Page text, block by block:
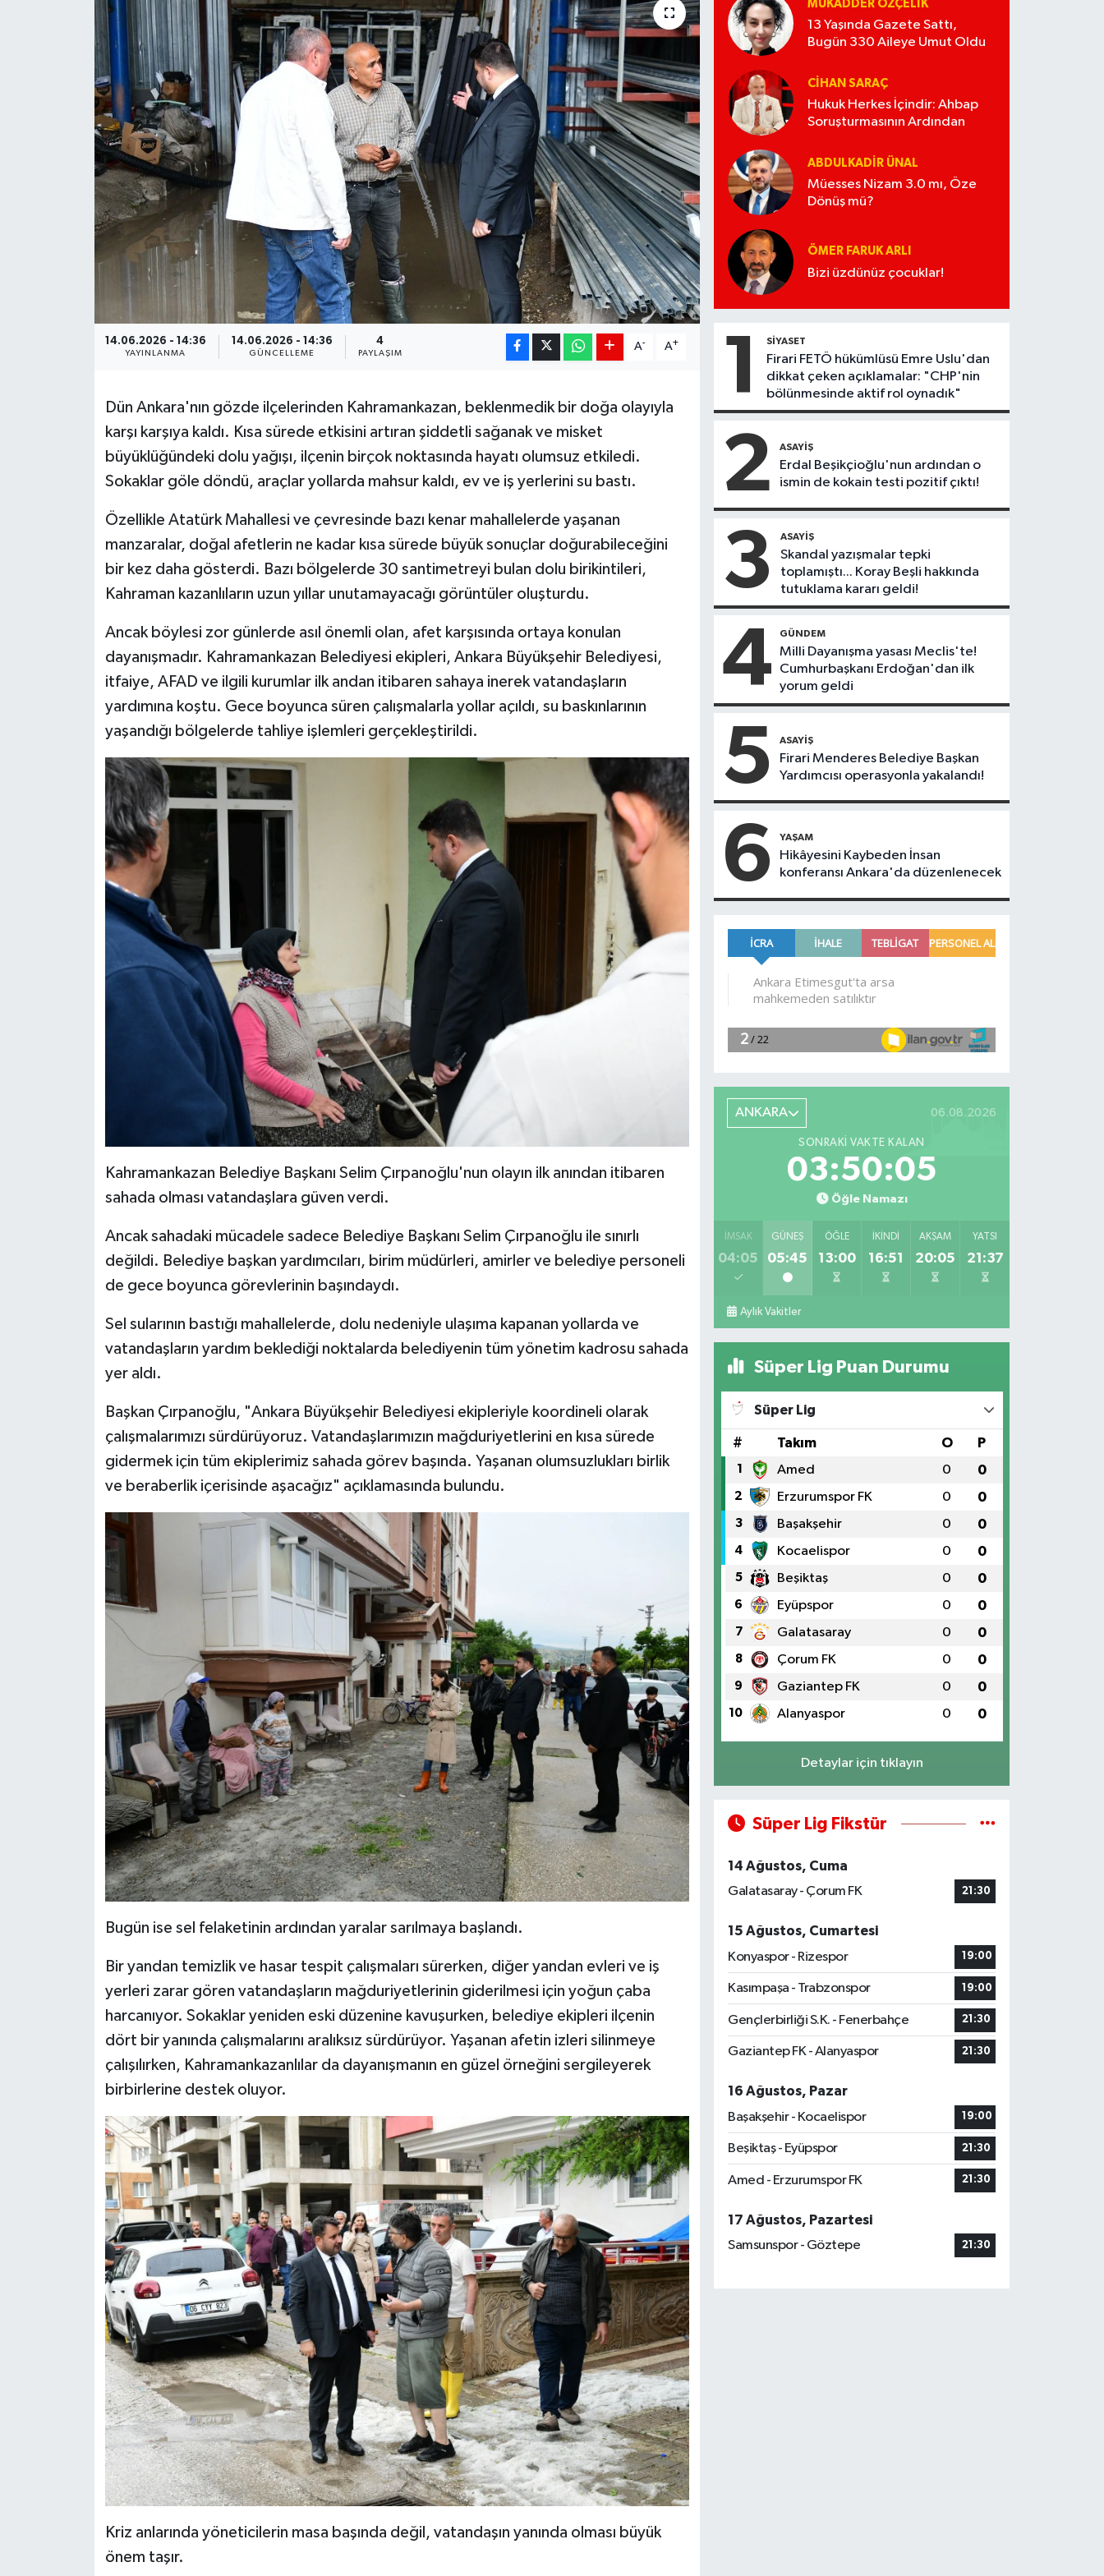
14.06.2026 - 14:36
YAYINLANMA
14.06.2026 - 14:36
GÜNCELLEME
4
PAYLAŞIM
A- A+
Dün Ankara'nın gözde ilçelerinden Kahramankazan, beklenmedik bir doğa olayıyla
karşı karşıya kaldı. Kısa sürede etkisini artıran şiddetli sağanak ve misket
büyüklüğündeki dolu yağışı, ilçenin birçok noktasında hayatı olumsuz etkiledi.
Sokaklar göle döndü, araçlar yollarda mahsur kaldı, ev ve iş yerlerini su bastı.
Özellikle Atatürk Mahallesi ve çevresinde bazı kenar mahallelerde yaşanan
manzaralar, doğal afetlerin ne kadar kısa sürede büyük sonuçlar doğurabileceğini
bir kez daha gösterdi. Bazı bölgelerde 30 santimetreyi bulan dolu birikintileri,
Kahraman kazanlıların uzun yıllar unutamayacağı görüntüler oluşturdu.
Ancak böylesi zor günlerde asıl önemli olan, afet karşısında ortaya konulan
dayanışmadır. Kahramankazan Belediyesi ekipleri, Ankara Büyükşehir Belediyesi,
itfaiye, AFAD ve ilgili kurumlar ilk andan itibaren sahaya inerek vatandaşların
yardımına koştu. Gece boyunca süren çalışmalarla yollar açıldı, su baskınlarının
yaşandığı bölgelerde tahliye işlemleri gerçekleştirildi.
Kahramankazan Belediye Başkanı Selim Çırpanoğlu'nun olayın ilk anından itibaren
sahada olması vatandaşlara güven verdi.
Ancak sahadaki mücadele sadece Belediye Başkanı Selim Çırpanoğlu ile sınırlı
değildi. Belediye başkan yardımcıları, birim müdürleri, amirler ve belediye personeli
de gece boyunca görevlerinin başındaydı.
Sel sularının bastığı mahallelerde, dolu nedeniyle ulaşıma kapanan yollarda ve
vatandaşların yardım beklediği noktalarda belediyenin tüm yönetim kadrosu sahada
yer aldı.
Başkan Çırpanoğlu, "Ankara Büyükşehir Belediyesi ekipleriyle koordineli olarak
çalışmalarımızı sürdürüyoruz. Vatandaşlarımızın mağduriyetlerini en kısa sürede
gidermek için tüm ekiplerimiz sahada görev başında. Yaşanan olumsuzlukları birlik
ve beraberlik içerisinde aşacağız" açıklamasında bulundu.
Bugün ise sel felaketinin ardından yaralar sarılmaya başlandı.
Bir yandan temizlik ve hasar tespit çalışmaları sürerken, diğer yandan evleri ve iş
yerleri zarar gören vatandaşların mağduriyetlerinin giderilmesi için yoğun çaba
harcanıyor. Sokaklar yeniden eski düzenine kavuşurken, belediye ekipleri ilçenin
dört bir yanında çalışmalarını aralıksız sürdürüyor. Yaşanan afetin izleri silinmeye
çalışılırken, Kahramankazanlılar da dayanışmanın en güzel örneğini sergileyerek
birbirlerine destek oluyor.
Kriz anlarında yöneticilerin masa başında değil, vatandaşın yanında olması büyük
önem taşır.
MUKADDER ÖZÇELIK
13 Yaşında Gazete Sattı,
Bugün 330 Aileye Umut Oldu
CIHAN SARAÇ
Hukuk Herkes İçindir: Ahbap
Soruşturmasının Ardından
ABDULKADIR ÜNAL
Müesses Nizam 3.0 mı, Öze
Dönüş mü?
ÖMER FARUK ARLI
Bizi üzdünüz çocuklar!
1 SIYASET
Firari FETÖ hükümlüsü Emre Uslu'dan
dikkat çeken açıklamalar: "CHP'nin
bölünmesinde aktif rol oynadık"
2 ASAYIŞ
Erdal Beşikçioğlu'nun ardından o
ismin de kokain testi pozitif çıktı!
3 ASAYIŞ
Skandal yazışmalar tepki
toplamıştı... Koray Beşli hakkında
tutuklama kararı geldi!
4 GÜNDEM
Milli Dayanışma yasası Meclis'te!
Cumhurbaşkanı Erdoğan'dan ilk
yorum geldi
5 ASAYIŞ
Firari Menderes Belediye Başkan
Yardımcısı operasyonla yakalandı!
6 YAŞAM
Hikâyesini Kaybeden İnsan
konferansı Ankara'da düzenlenecek
ANKARA 06.08.2026
SONRAKI VAKTE KALAN
03:50:03
Öğle Namazı
İMSAK
04:05
GÜNEŞ
05:45
ÖĞLE
13:00
İKINDI
16:51
AKŞAM
20:05
YATSI
21:37
Aylık Vakitler
Süper Lig Puan Durumu
Süper Lig
# Takım O P
1 Amed 0 0
2 Erzurumspor FK 0 0
3 Başakşehir 0 0
4 Kocaelispor 0 0
5 Beşiktaş 0 0
6 Eyüpspor 0 0
7 Galatasaray 0 0
8 Çorum FK 0 0
9 Gaziantep FK 0 0
10 Alanyaspor 0 0
Detaylar için tıklayın
Süper Lig Fikstür
14 Ağustos, Cuma
Galatasaray - Çorum FK
21:30
15 Ağustos, Cumartesi
Konyaspor - Rizespor
19:00
Kasımpaşa - Trabzonspor 19:00
Gençlerbirliği S.K. - Fenerbahçe 21:30
Gaziantep FK - Alanyaspor 21:30
16 Ağustos, Pazar
Başakşehir - Kocaelispor
19:00
Beşiktaş - Eyüpspor 21:30
Amed - Erzurumspor FK 21:30
17 Ağustos, Pazartesi
Samsunspor - Göztepe
21:30
Siyaset
Teknoloji